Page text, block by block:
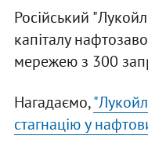
Російський
капіталу
мережею з 300
Нагадаємо,
стагнацію у